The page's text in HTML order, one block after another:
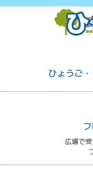
ひょうご
広場で